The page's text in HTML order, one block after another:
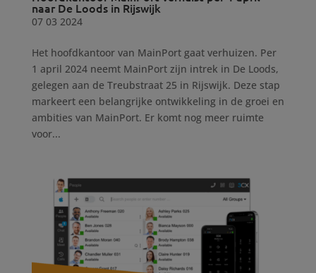
naar De Loods in Rijswijk
07 03 2024
Het hoofdkantoor van MainPort gaat verhuizen. Per
1 april 2024 neemt MainPort zijn intrek in De Loods,
gelegen aan de Treubstraat 25 in Rijswijk. Deze stap
markeert een belangrijke ontwikkeling in de groei en
ambities van MainPort. Er komt nog meer ruimte
voor...